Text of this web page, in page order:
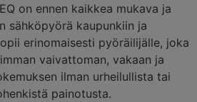
on ennen kaikkea mukava ja
sähköpyörä kaupunkiin ja
erinomaisesti pyöräilijälle, joka
vaivattoman, vakaan ja
ilman urheilullista tai
painotusta.